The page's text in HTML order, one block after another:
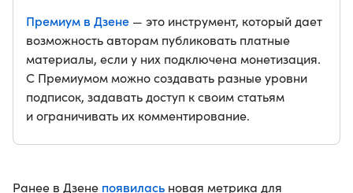
Премиум в Дзене — это инструмент, который дает
возможность авторам публиковать платные
материалы, если у них подключена монетизация.
С Премиумом можно создавать разные уровни
подписок, задавать доступ к своим статьям
и ограничивать их комментирование.
Ранее в Дзене появилась новая метрика для